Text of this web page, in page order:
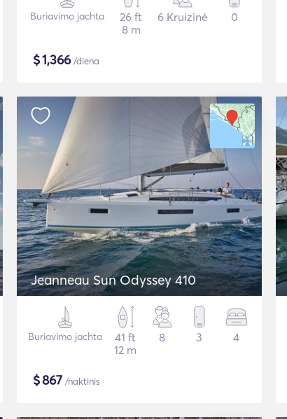
Buriavimo jachta
26 ft
8 m
6 Kruizinė 0
$1,366/diena
Jeanneau Sun Odyssey 410
Buriavimo jachta
41 ft
12 m
8 3 4
$867 /naktinis